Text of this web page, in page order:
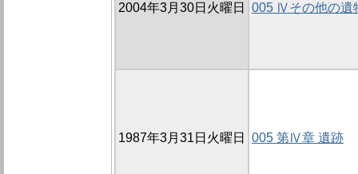
2004年3月30日火曜日 005 Ⅳその他の遺
1987年3月31日火曜日 005 第Ⅳ章 遺跡